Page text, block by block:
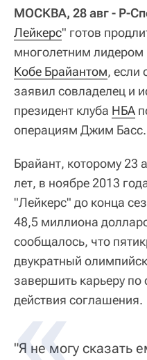
МОСКВА, 28 авг - Р-
Лейкерс" готов
многолетним
Кобе Брайантом, если
заявил совладелец и
президент клуба НБА
операциям Джим Басс.
Брайант, которому 23
лет, в ноябре 2013
"Лейкерс" до конца
48,5 миллиона
сообщалось, что
двукратный
завершить карьеру по
действия соглашения.
"Я не могу сказать